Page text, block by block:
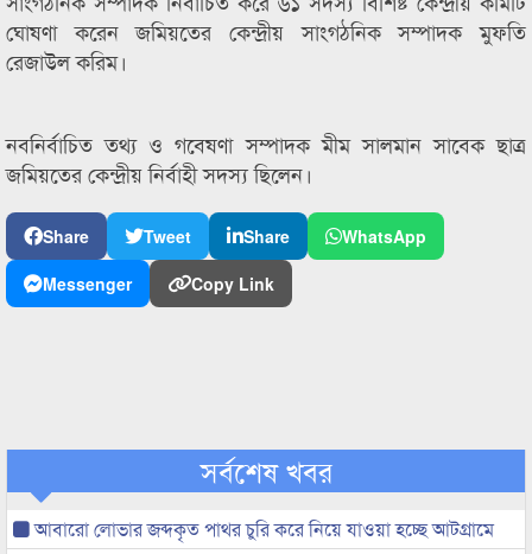
ঘোষণা করেন জমিয়তের কেন্দ্রীয় সাংগঠনিক সম্পাদক মুফতি
রেজাউল করিম।
নবনির্বাচিত তথ্য ও গবেষণা সম্পাদক মীম সালমান সাবেক ছাত্র
জমিয়তের কেন্দ্রীয় নির্বাহী সদস্য ছিলেন।
Share Tweet Share
WhatsApp
Messenger
Copy Link
সর্বশেষ খবর
আবারো লোভার জব্দকৃত পাথর চুরি করে নিয়ে যাওয়া হচ্ছে আটগ্রামে